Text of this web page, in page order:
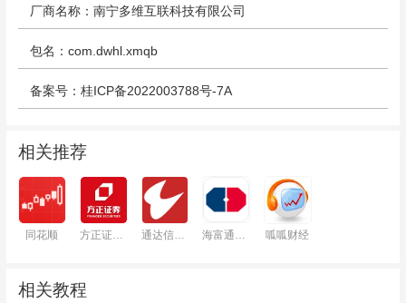
厂商名称：南宁多维互联科技有限公司
包名：com.dwhl.xmqb
备案号：桂ICP备2022003788号-7A
相关推荐
同花顺 方正证券小方 通达信高速行情交易系统 海富通基金 呱呱财经
相关教程